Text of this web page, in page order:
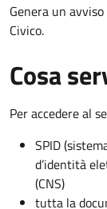
Genera un
Civico.
Cosa
Per accedere al
SPID
d’identità
(CNS)
tutta la